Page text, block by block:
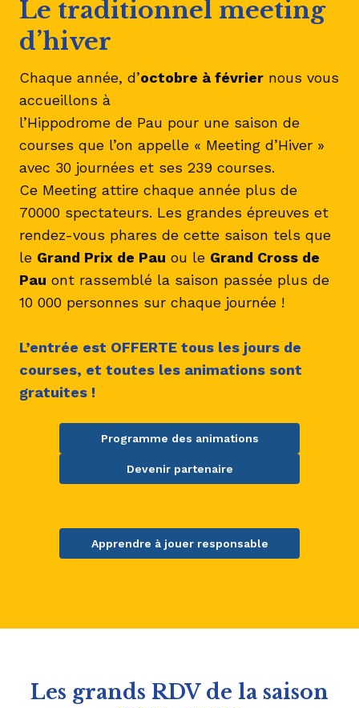
Le traditionnel meeting
d’hiver
Chaque année, d’octobre à février nous vous
accueillons à
l’Hippodrome de Pau pour une saison de
courses que l’on appelle « Meeting d’Hiver »
avec 30 journées et ses 239 courses.
Ce Meeting attire chaque année plus de
70000 spectateurs. Les grandes épreuves et
rendez-vous phares de cette saison tels que
le Grand Prix de Pau ou le Grand Cross de
Pau ont rassemblé la saison passée plus de
10 000 personnes sur chaque journée !
L’entrée est OFFERTE tous les jours de
courses, et toutes les animations sont
gratuites !
Programme des animations
Devenir partenaire
Apprendre à jouer responsable
Les grands RDV de la saison